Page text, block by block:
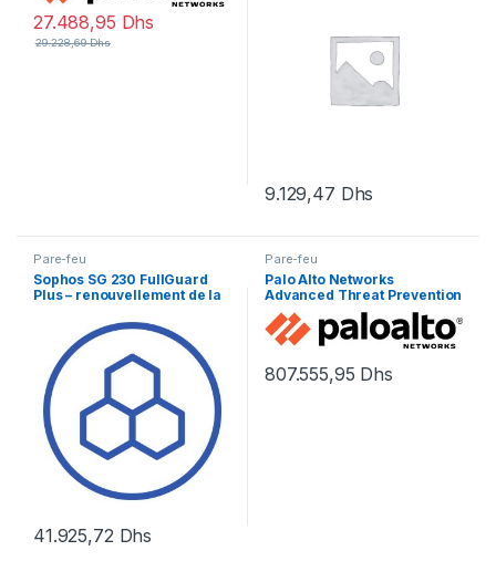
27.488,95 Dhs
29.228,69Dhs
9.129,47 Dhs
Pare-feu
Sophos SG 230 FullGuard
Plus – renouvellement de la
– 1 licence
41.925,72 Dhs
Pare-feu
Palo Alto Networks
Advanced Threat Prevention
– renouvellement de la
licence d’abonnement (1 an)
– 1 périphérique
807.555,95 Dhs